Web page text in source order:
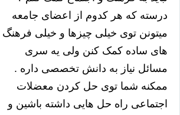
درسته که هر کدوم از اعضای جامعه
میتونن توی خیلی چیزها و خیلی فرهنگ
های ساده کمک کنن ولی یه سری
مسائل نیاز به دانش تخصصی داره .
ممکنه شما توی حل کردن معضلات
اجتماعی راه حل هایی داشته باشین و